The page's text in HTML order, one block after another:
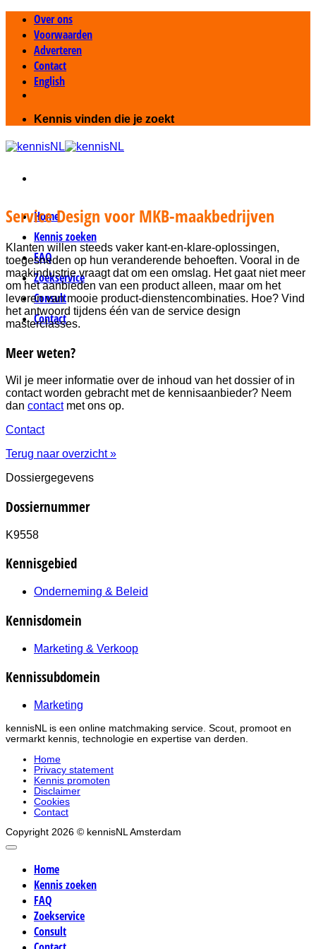
inhoud
Over ons
Voorwaarden
Adverteren
Contact
English
Kennis vinden die je zoekt
Home
Kennis zoeken
FAQ
Zoekservice
Consult
Contact
Service Design voor MKB-maakbedrijven
Klanten willen steeds vaker kant-en-klare-oplossingen,
toegesneden op hun veranderende behoeften. Vooral in de
maakindustrie vraagt dat om een omslag. Het gaat niet meer
om het aanbieden van een product alleen, maar om het
leveren van mooie product-dienstencombinaties. Hoe? Vind
het antwoord tijdens één van de service design
masterclasses.
Meer weten?
Wil je meer informatie over de inhoud van het dossier of in
contact worden gebracht met de kennisaanbieder? Neem
dan contactmet ons op.
Contact
Terug naar overzicht »
Dossiergegevens
Dossiernummer
K9558
Kennisgebied
Onderneming & Beleid
Kennisdomein
Marketing & Verkoop
Kennissubdomein
Marketing
kennisNL is een online matchmaking service. Scout, promoot en
vermarkt kennis, technologie en expertise van derden.
Home
Privacy statement
Kennis promoten
Disclaimer
Cookies
Contact
Copyright 2026 © kennisNL Amsterdam
Home
Kennis zoeken
FAQ
Zoekservice
Consult